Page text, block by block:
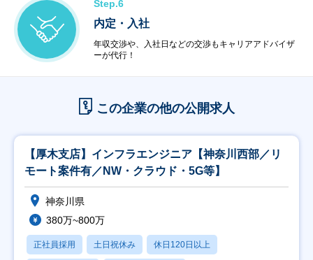
Step.6
内定・入社
年収交渉や、入社日などの交渉もキャリアアドバイザ
ーが代行！
この企業の他の公開求人
【厚木支店】インフラエンジニア【神奈川西部／リ
モート案件有／NW・クラウド・5G等】
神奈川県
380万~800万
正社員採用 土日祝休み 休日120日以上